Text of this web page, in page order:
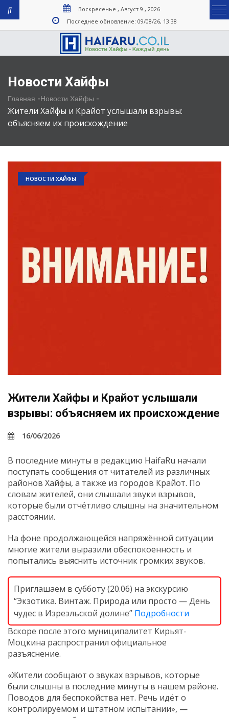
Воскресенье , Август 9 , 2026
Последнее обновление: 09/08/26, 13:38
Новости Хайфы
Главная -Новости Хайфы -
Жители Хайфы и Крайот услышали взрывы:
объясняем их происхождение
НОВОСТИ ХАЙФЫ
Жители Хайфы и Крайот услышали
взрывы: объясняем их происхождение
16/06/2026
В последние минуты в редакцию HaifaRu начали
поступать сообщения от читателей из различных
районов Хайфы, а также из городов Крайот. По
словам жителей, они слышали звуки взрывов,
которые были отчётливо слышны на значительном
расстоянии.
На фоне продолжающейся напряжённой ситуации
многие жители выразили обеспокоенность и
попытались выяснить источник громких звуков.
Приглашаем в субботу (20.06) на экскурсию
“Экзотика. Винтаж. Природа или просто — День
чудес в Изреэльской долине” Подробности
Вскоре после этого муниципалитет Кирьят-
Моцкина распространил официальное
разъяснение.
«Жители сообщают о звуках взрывов, которые
были слышны в последние минуты в нашем районе.
Поводов для беспокойства нет. Речь идёт о
контролируемом и штатном испытании», —